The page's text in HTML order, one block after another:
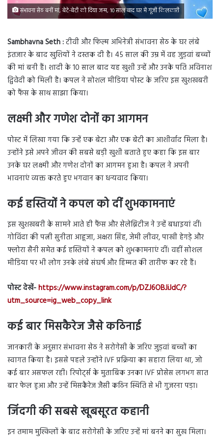
संभावना सेठ बनीं मां, बेटे-बेटी को दिया जन्म, 10 साल बाद घर में गूंजी किलकारी
Sambhavna Seth :टीवी और फिल्म अभिनेत्री संभावना सेठ के घर लंबे
इंतजार के बाद खुशियों ने दस्तक दी है। 45 साल की उम्र में वह जुड़वां बच्चों
की मां बनी हैं। शादी के 10 साल बाद यह खुशी उन्हें और उनके पति अविनाश
द्विवेदी को मिली है। कपल ने सोशल मीडिया पोस्ट के जरिए इस खुशखबरी
को फैंस के साथ साझा किया।
लक्ष्मी और गणेश दोनों का आगमन
पोस्ट में लिखा गया कि उन्हें एक बेटा और एक बेटी का आशीर्वाद मिला है।
उन्होंने इसे अपने जीवन की सबसे बड़ी खुशी बताते हुए कहा कि इस बार
उनके घर लक्ष्मी और गणेश दोनों का आगमन हुआ है। कपल ने अपनी
भावनाएं व्यक्त करते हुए भगवान का धन्यवाद किया।
कई हस्तियों ने कपल को दीं शुभकामनाएं
इस खुशखबरी के सामने आते ही फैंस और सेलेब्रिटीज ने उन्हें बधाइयां दीं।
गोविंदा की पत्नी सुनीता आहूजा, अक्षरा सिंह, जेमी लीवर, पाखी हेगड़े और
फ्लोरा सैनी समेत कई हस्तियों ने कपल को शुभकामनाएं दीं। वहीं सोशल
मीडिया पर भी लोग उनके लंबे संघर्ष और हिम्मत की तारीफ कर रहे हैं।
पोस्ट देखें-https://www.instagram.com/p/DZJ6OBJiJdC/?
utm_source=ig_web_copy_link
कई बार मिसकैरेज जैसे कठिनाई
जानकारी के अनुसार संभावना सेठ ने सरोगेसी के जरिए जुड़वां बच्चों का
स्वागत किया है। इससे पहले उन्होंने IVF प्रक्रिया का सहारा लिया था, जो
कई बार असफल रही। रिपोर्ट्स के मुताबिक उनका IVF प्रोसेस लगभग सात
बार फेल हुआ और उन्हें मिसकैरेज जैसी कठिन स्थिति से भी गुजरना पड़ा।
जिंदगी की सबसे खूबसूरत कहानी
इन तमाम मुश्किलों के बाद सरोगेसी के जरिए उन्हें मां बनने का सुख मिला।